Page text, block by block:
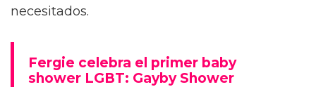
necesitados.
Fergie celebra el primer baby
shower LGBT: Gayby Shower